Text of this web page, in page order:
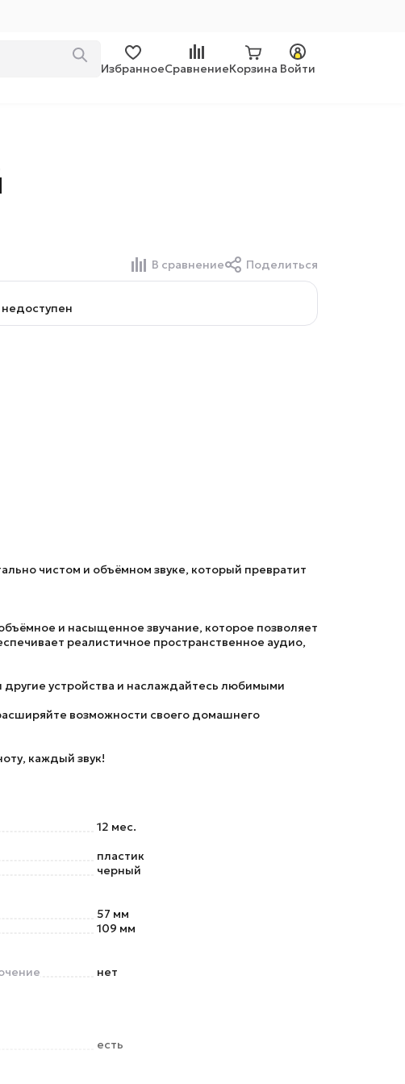
ИзбранноеСравнениеКорзина Войти
В сравнение
Поделиться
недоступен
чистом и объёмном звуке, который превратит
и насыщенное звучание, которое позволяет
реалистичное пространственное аудио,
устройства и наслаждайтесь любимыми
возможности своего домашнего
каждый звук!
12 мес.
пластик
черный
57 мм
109 мм
нет
есть